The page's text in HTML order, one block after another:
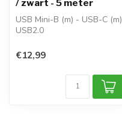
/ zwart - 5 meter
USB Mini-B (m) - USB-C (m)
USB2.0
AWG: 28/23 AWG
data tot 4...
€12,99